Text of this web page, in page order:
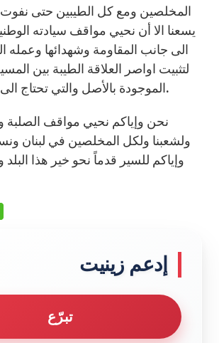
المخلصين ومع كل الطيبين حتى نفوت
يسعنا الا أن نحيي مواقف سيادته
الى جانب المقاومة وشهدائها وعمله
لتثبيت اواصر العلاقة الطيبة بين
الموجودة بالأصل والتي تحتاج الى المزيد من الجهد.
نحن وإياكم نحيي مواقف الصلبة
ولشعبنا ولكل المخلصين في لبنان
وإياكم للسير قدماً نحو خير هذا
إدعم زينيت
تبرّع